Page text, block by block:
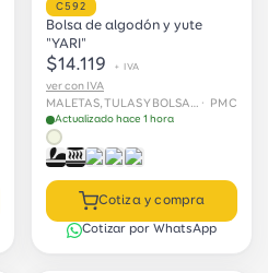
C592
Bolsa de algodón y yute
"YARI"
$14.119 + IVA
ver con IVA
· PMC
Actualizado hace 1 hora
Cotiza y compra
Cotizar por WhatsApp